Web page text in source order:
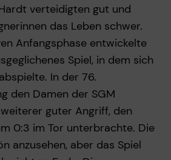
verteidigten gut und
das Leben schwer.
Anfangsphase entwickelte
Spiel, in dem sich
In der 76.
den Damen der SGM
guter Angriff, den
0:3 im Tor unterbrachte. Die
anzusehen, aber das Spiel